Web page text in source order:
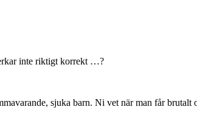
inte riktigt korrekt …?
sjuka barn. Ni vet när man får